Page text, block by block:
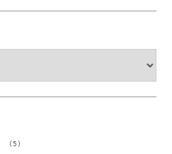
(5)